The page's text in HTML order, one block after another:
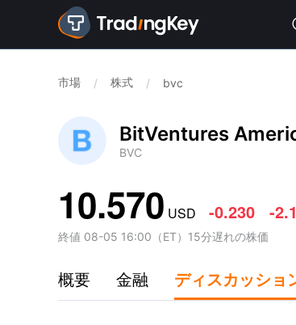
市場 / 株式 / bvc
BitVentures
BVC
10.570 USD -0.230 -
終値 08-05 16:00 （ET） 15分遅れの株価
概要 金融 ディスカッショ